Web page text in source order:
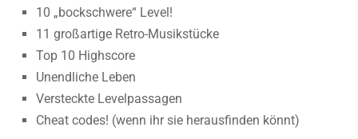
10 „bockschwere“ Level!
11 großartige Retro-Musikstücke
Top 10 Highscore
Unendliche Leben
Versteckte Levelpassagen
Cheat codes! (wenn ihr sie herausfinden könnt)